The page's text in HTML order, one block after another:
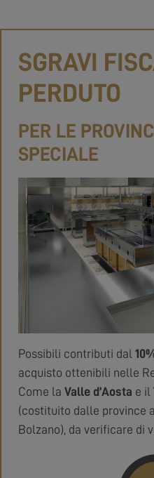
SGRAVI
PERDUTO
PER LE
SPECIALE
Possibili contributi dal
acquisto ottenibili nelle
Come la Valle d’Aosta e il
(costituito dalle province
Bolzano), da verificare di